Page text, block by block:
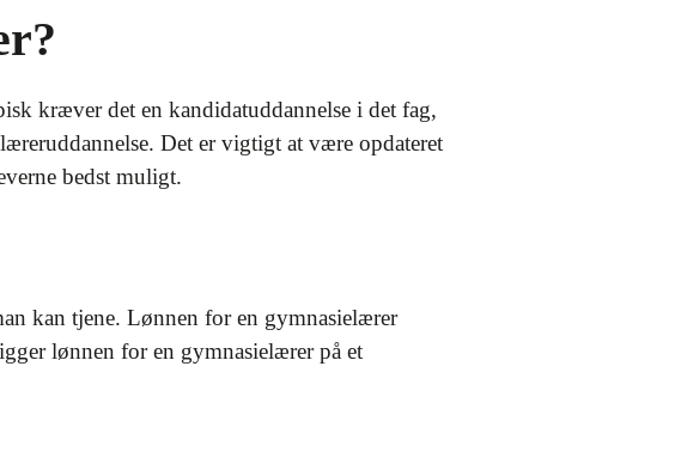
kræver det en kandidatuddannelse i det fag,
Det er vigtigt at være opdateret
bedst muligt.
kan tjene. Lønnen for en gymnasielærer
lønnen for en gymnasielærer på et